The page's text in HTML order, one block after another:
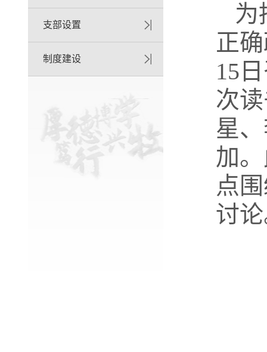
支部设置
制度建设
为
正
15
次
星
加
点
讨